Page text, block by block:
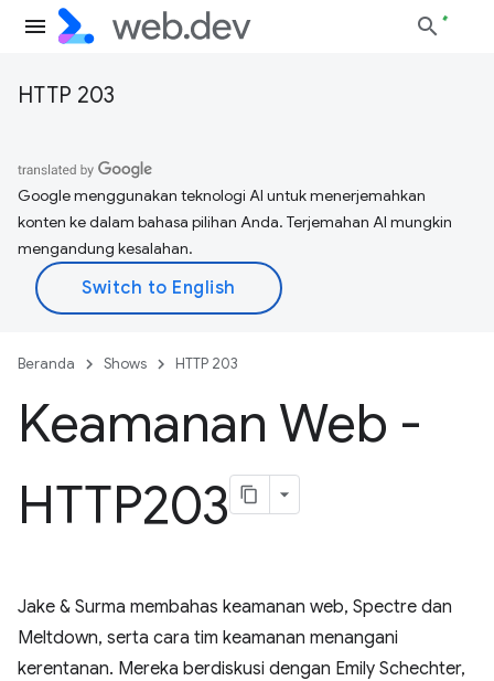
HTTP 203
Google menggunakan teknologi AI untuk menerjemahkan
konten ke dalam bahasa pilihan Anda. Terjemahan AI mungkin
mengandung kesalahan.
Beranda Shows HTTP 203
Keamanan Web -
HTTP203
Jake & Surma membahas keamanan web, Spectre dan
Meltdown, serta cara tim keamanan menangani
kerentanan. Mereka berdiskusi dengan Emily Schechter,